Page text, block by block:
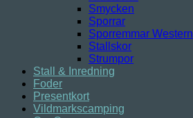
Smycken
Sporrar
Sporremmar Western
Stallskor
Strumpor
Stall & Inredning
Foder
Presentkort
Vildmarkscamping